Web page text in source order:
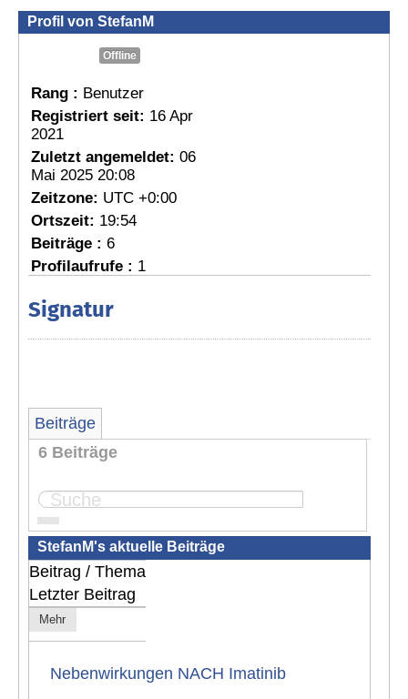
Profil von StefanM
Offline
Rang : Benutzer
Registriert seit: 16 Apr
2021
Zuletzt angemeldet: 06
Mai 2025 20:08
Zeitzone: UTC +0:00
Ortszeit: 19:54
Beiträge : 6
Profilaufrufe : 1
Signatur
Beiträge
6 Beiträge
Seite:
StefanM's aktuelle Beiträge
Beitrag / Thema
Letzter Beitrag
Mehr
Nebenwirkungen NACH Imatinib